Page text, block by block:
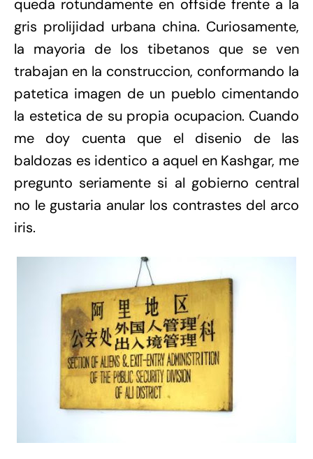
queda rotundamente en offside frente a la
gris prolijidad urbana china. Curiosamente,
la mayoria de los tibetanos que se ven
trabajan en la construccion, conformando la
patetica imagen de un pueblo cimentando
la estetica de su propia ocupacion. Cuando
me doy cuenta que el disenio de las
baldozas es identico a aquel en Kashgar, me
pregunto seriamente si al gobierno central
no le gustaria anular los contrastes del arco
iris.